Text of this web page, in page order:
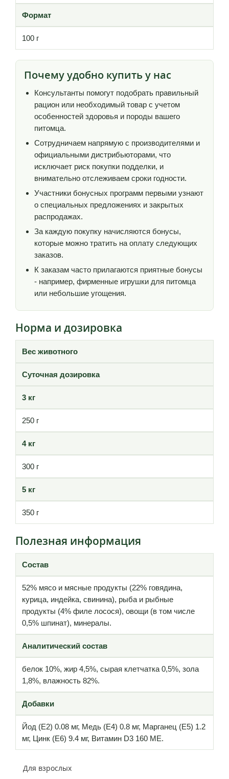
Формат
100 г
Почему удобно купить у нас
Консультанты помогут подобрать правильный
рацион или необходимый товар с учетом
особенностей здоровья и породы вашего
питомца.
Сотрудничаем напрямую с производителями и
официальными дистрибьюторами, что
исключает риск покупки подделки, и
внимательно отслеживаем сроки годности.
Участники бонусных программ первыми узнают
о специальных предложениях и закрытых
распродажах.
За каждую покупку начисляются бонусы,
которые можно тратить на оплату следующих
заказов.
К заказам часто прилагаются приятные бонусы
- например, фирменные игрушки для питомца
или небольшие угощения.
Норма и дозировка
Вес животного
Суточная дозировка
3 кг
250 г
4 кг
300 г
5 кг
350 г
Полезная информация
Состав
52% мясо и мясные продукты (22% говядина,
курица, индейка, свинина), рыба и рыбные
продукты (4% филе лосося), овощи (в том числе
0,5% шпинат), минералы.
Аналитический состав
белок 10%, жир 4,5%, сырая клетчатка 0,5%, зола
1,8%, влажность 82%.
Добавки
Йод (E2) 0.08 мг, Медь (E4) 0.8 мг, Марганец (E5) 1.2
мг, Цинк (E6) 9.4 мг, Витамин D3 160 МЕ.
Для взрослых